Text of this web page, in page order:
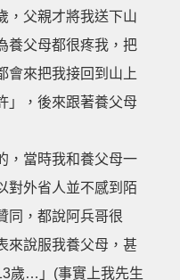
，父親才將我送下山
養父母都很疼我，把
會來把我接回到山上
」，後來跟著養父母
，當時我和養父母一
對外省人並不感到陌
同，都說阿兵哥很
來說服我養父母，甚
歲…」(事實上我先生